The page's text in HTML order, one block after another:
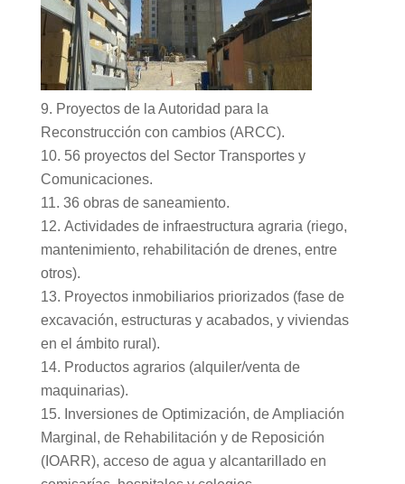
Proyectos de la Autoridad para la
Reconstrucción con cambios (ARCC).
56 proyectos del Sector Transportes y
Comunicaciones.
36 obras de saneamiento.
Actividades de infraestructura agraria (riego,
mantenimiento, rehabilitación de drenes, entre
otros).
Proyectos inmobiliarios priorizados (fase de
excavación, estructuras y acabados, y viviendas
en el ámbito rural).
Productos agrarios (alquiler/venta de
maquinarias).
Inversiones de Optimización, de Ampliación
Marginal, de Rehabilitación y de Reposición
(IOARR), acceso de agua y alcantarillado en